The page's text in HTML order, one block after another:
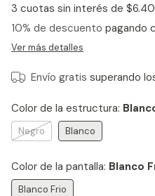
3 cuotas sin interés de
10% de descuento pagando
Ver más detalles
Envío gratis superando
Color de la estructura:
Negro Blanco
Color de la pantalla: Blanco
Blanco Frio